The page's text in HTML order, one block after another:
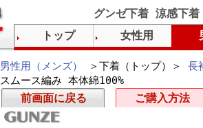
グンゼ下着 涼感下
男性用（メンズ） ＞下着（トップ）＞ 長
スムース編み 本体綿100%
前画面に戻る ご購入方法
トップ 女性用